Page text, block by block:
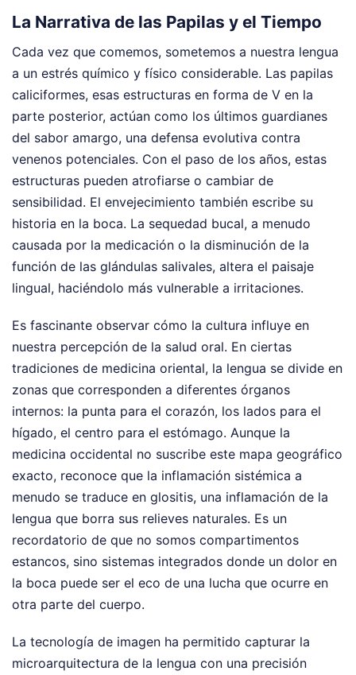
La Narrativa de las Papilas y el Tiempo
Cada vez que comemos, sometemos a nuestra lengua
a un estrés químico y físico considerable. Las papilas
caliciformes, esas estructuras en forma de V en la
parte posterior, actúan como los últimos guardianes
del sabor amargo, una defensa evolutiva contra
venenos potenciales. Con el paso de los años, estas
estructuras pueden atrofiarse o cambiar de
sensibilidad. El envejecimiento también escribe su
historia en la boca. La sequedad bucal, a menudo
causada por la medicación o la disminución de la
función de las glándulas salivales, altera el paisaje
lingual, haciéndolo más vulnerable a irritaciones.
Es fascinante observar cómo la cultura influye en
nuestra percepción de la salud oral. En ciertas
tradiciones de medicina oriental, la lengua se divide en
zonas que corresponden a diferentes órganos
internos: la punta para el corazón, los lados para el
hígado, el centro para el estómago. Aunque la
medicina occidental no suscribe este mapa geográfico
exacto, reconoce que la inflamación sistémica a
menudo se traduce en glositis, una inflamación de la
lengua que borra sus relieves naturales. Es un
recordatorio de que no somos compartimentos
estancos, sino sistemas integrados donde un dolor en
la boca puede ser el eco de una lucha que ocurre en
otra parte del cuerpo.
La tecnología de imagen ha permitido capturar la
microarquitectura de la lengua con una precisión